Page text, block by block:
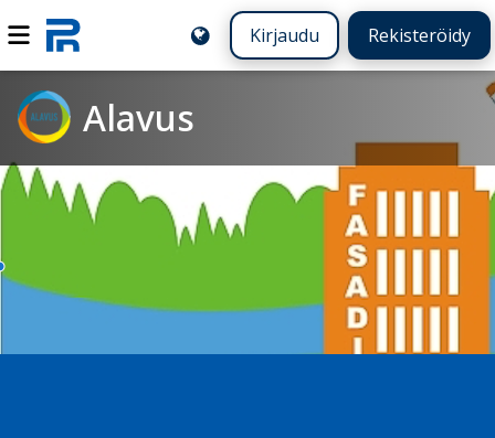
Kirjaudu Rekisteröidy
Alavus